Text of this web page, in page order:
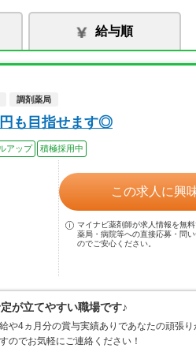
給与順
調剤薬局
円も目指せます◎
アップ 積極採用中
この求人に興
マイナビ薬剤師が求人情報を無料
薬局・病院等への直接応募・問
のでご安心ください。
が立てやすい職場です♪
や4ヵ月分の賞与実績ありであなたの頑張
でお気軽にご連絡ください！